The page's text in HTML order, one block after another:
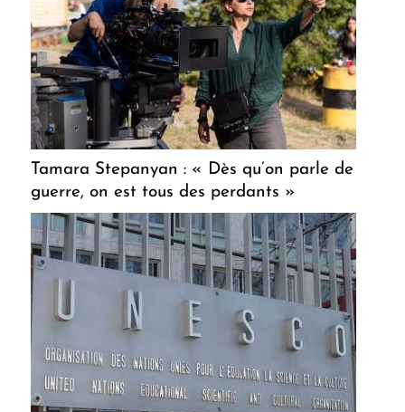
Tamara Stepanyan : « Dès qu’on parle de
guerre, on est tous des perdants »